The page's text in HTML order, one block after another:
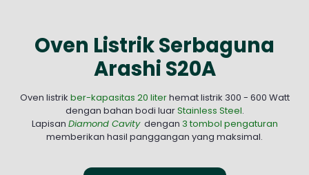
Oven Listrik Serbaguna
Arashi S20A
Oven listrik ber-kapasitas 20 literhemat listrik 300 - 600 Watt
dengan bahan bodi luarStainless Steel.
Lapisan Diamond Cavitydengan 3 tombol pengaturan
memberikan hasil panggangan yang maksimal.